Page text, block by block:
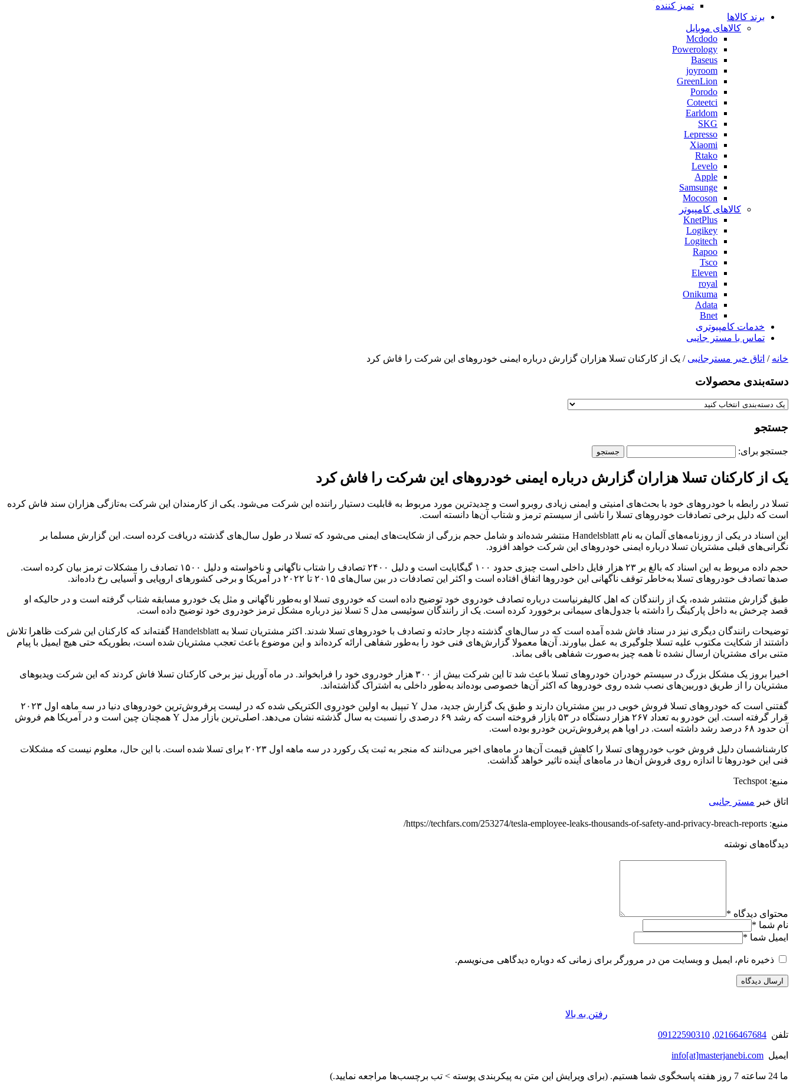
تمیز کننده
برند کالاها
کالاهای موبایل
Mcdodo
Powerology
Baseus
joyroom
GreenLion
Porodo
Coteetci
Earldom
SKG
Lepresso
Xiaomi
Rtako
Levelo
Apple
Samsunge
Mocoson
کالاهای کامپیوتر
KnetPlus
Logikey
Logitech
Rapoo
Tsco
Eleven
royal
Onikuma
Adata
Bnet
خدمات کامپیوتری
تماس با مستر جانبی
خانه / اتاق خبر مسترجانبی / یک از کارکنان تسلا هزاران گزارش درباره ایمنی خودروهای این شرکت را فاش کرد
دسته‌بندی‌ محصولات
جستجو
جستجو برای:
یک از کارکنان تسلا هزاران گزارش درباره ایمنی خودروهای این شرکت را فاش کرد
تسلا در رابطه با خودروهای خود با بحث‌های امنیتی و ایمنی زیادی روبرو است و جدیدترین مورد مربوط به قابلیت دستیار راننده این شرکت می‌شود. یکی از کارمندان این شرکت به‌تازگی هزاران سند فاش کرده‌
است که دلیل برخی تصادفات خودروهای تسلا را ناشی از سیستم ترمز و شتاب آن‌ها دانسته‌ است.
این اسناد در یکی از روزنامه‌های آلمان به نام Handelsblatt منتشر شده‌اند و شامل حجم بزرگی از شکایت‌های ایمنی می‌شود که تسلا در طول سال‌های گذشته دریافت کرده است. این گزارش مسلما بر
نگرانی‌های قبلی مشتریان تسلا درباره ایمنی خودروهای این شرکت خواهد افزود.
حجم داده مربوط به این اسناد که بالغ بر ۲۳ هزار فایل داخلی است چیزی حدود ۱۰۰ گیگابایت است و دلیل ۲۴۰۰ تصادف را شتاب ناگهانی و ناخواسته و دلیل ۱۵۰۰ تصادف را مشکلات ترمز بیان کرده است.
صدها تصادف خودروهای تسلا به‌خاطر توقف ناگهانی این خودروها اتفاق افتاده است و اکثر این تصادفات در بین سال‌های ۲۰۱۵ تا ۲۰۲۲ در آمریکا و برخی کشورهای اروپایی و آسیایی رخ داده‌اند.
طبق گزارش منتشر شده، یک از رانندگان که اهل کالیفرنیاست درباره تصادف خودروی خود توضیح داده است که خودروی تسلا او به‌طور ناگهانی و مثل یک خودرو مسابقه شتاب گرفته است و در حالیکه او
قصد چرخش به داخل پارکینگ را داشته با جدول‌های سیمانی برخوورد کرده است. یک از رانندگان سوئیسی مدل S تسلا نیز درباره مشکل ترمز خودروی خود توضیح داده است.
توضیحات رانندگان دیگری نیز در سناد فاش شده آمده است که در سال‌های گذشته دچار حادثه و تصادف با خودروهای تسلا شدند. اکثر مشتریان تسلا به Handelsblatt گفته‌اند که کارکنان این شرکت ظاهرا تلاش
داشتند از شکایت مکتوب علیه تسلا جلوگیری به عمل بیاورند. آن‌ها معمولا گزارش‌های فنی خود را به‌طور شفاهی ارائه کرده‌اند و این موضوع باعث تعجب مشتریان شده است، بطوریکه حتی هیچ ایمیل با پیام
متنی برای مشتریان ارسال نشده تا همه چیز به‌صورت شفاهی باقی بماند.
اخیرا بروز یک مشکل بزرگ در سیستم خودران خودروهای تسلا باعث شد تا این شرکت بیش از ۳۰۰ هزار خودروی خود را فرابخواند. در ماه آوریل نیز برخی کارکنان تسلا فاش کردند که این شرکت ویدیوهای
مشتریان را از طریق دوربین‌های نصب شده روی خودروها که اکثر آن‌ها خصوصی بوده‌اند به‌طور داخلی به اشتراک گذاشته‌اند.
گفتنی است که خودروهای تسلا فروش خوبی در بین مشتریان دارند و طبق یک گزارش جدید، مدل Y تبپیل به اولین خودروی الکتریکی شده که در لیست پرفروش‌ترین خودروهای دنیا در سه ماهه اول ۲۰۲۳
قرار گرفته است. این خودرو به تعداد ۲۶۷ هزار دستگاه در ۵۳ بازار فروخته است که رشد ۶۹ درصدی را نسبت به سال گذشته نشان می‌دهد. اصلی‌ترین بازار مدل Y همچنان چین است و در آمریکا هم فروش
آن حدود ۶۸ درصد رشد داشته است. در اوپا هم پرفروش‌ترین خودرو بوده است.
کارشناشسان دلیل فروش خوب خودروهای تسلا را کاهش قیمت آن‌ها در ماه‌های اخیر می‌دانند که منجر به ثبت یک رکورد در سه ماهه اول ۲۰۲۳ برای تسلا شده است. با این حال، معلوم نیست که مشکلات
فنی این خودروها تا اندازه روی فروش آن‌ها در ماه‌های آینده تاثیر خواهد گذاشت.
منبع: Techspot
اتاق خبر مستر جانبی
منبع: https://techfars.com/253274/tesla-employee-leaks-thousands-of-safety-and-privacy-breach-reports/
دیدگاه‌های نوشته
محتوای دیدگاه *
نام شما *
ایمیل شما *
ذخیره نام، ایمیل و وبسایت من در مرورگر برای زمانی که دوباره دیدگاهی می‌نویسم.
رفتن به بالا
تلفن 02166467684
,
09122590310
ایمیل info[at]masterjanebi.com
ما 24 ساعته 7 روز هفته پاسخگوی شما هستیم. (برای ویرایش این متن به پیکربندی پوسته > تب برچسب‌ها مراجعه نمایید.)